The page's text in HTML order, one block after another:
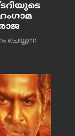
ചെയ്യുന്ന